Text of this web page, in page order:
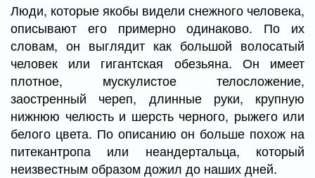
Люди, которые якобы видели снежного человека,
описывают его примерно одинаково. По их
словам, он выглядит как большой волосатый
человек или гигантская обезьяна. Он имеет
плотное, мускулистое телосложение,
заостренный череп, длинные руки, крупную
нижнюю челюсть и шерсть черного, рыжего или
белого цвета. По описанию он больше похож на
питекантропа или неандертальца, который
неизвестным образом дожил до наших дней.